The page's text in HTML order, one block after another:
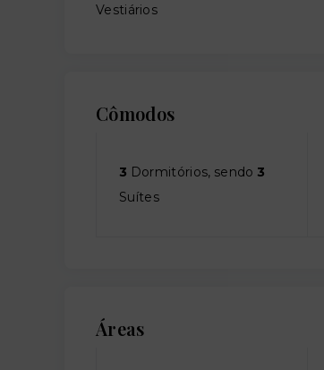
Vestiários
Cômodos
3 Dormitórios, sendo 3
Suítes
Áreas